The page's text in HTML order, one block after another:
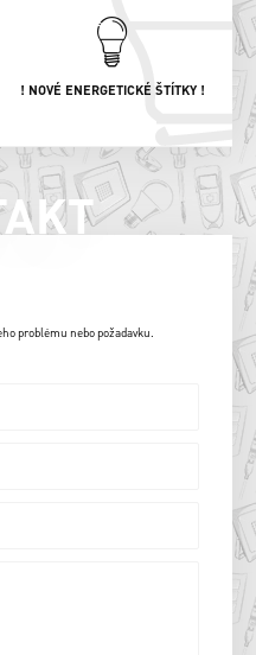
! NOVÉ ENERGETICKÉ ŠTÍTKY !
problému nebo požadavku.